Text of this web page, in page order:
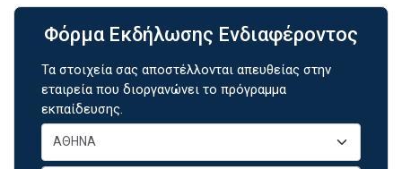
Φόρμα Εκδήλωσης Ενδιαφέροντος
Τα στοιχεία σας αποστέλλονται απευθείας στην
εταιρεία που διοργανώνει το πρόγραμμα
εκπαίδευσης.